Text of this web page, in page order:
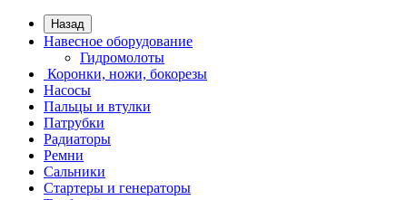
Назад
Навесное оборудование
Гидромолоты
Коронки, ножи, бокорезы
Насосы
Пальцы и втулки
Патрубки
Радиаторы
Ремни
Сальники
Стартеры и генераторы